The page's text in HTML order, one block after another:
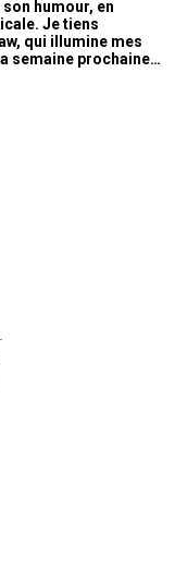
humour, en
Je tiens
qui illumine mes
semaine prochaine…